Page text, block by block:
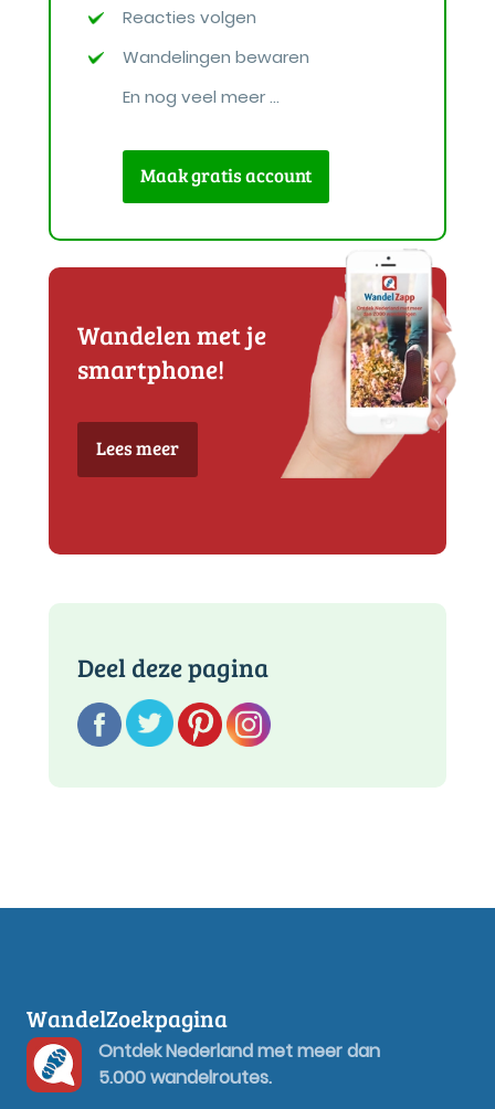
Reacties volgen
Wandelingen bewaren
En nog veel meer ...
Maak gratis account
Wandelen met je
smartphone!
Lees meer
Deel deze pagina
WandelZoekpagina
Ontdek Nederland met meer dan
5.000 wandelroutes.